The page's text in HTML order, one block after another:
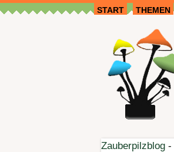
START THEMEN
Zauberpilzblog -